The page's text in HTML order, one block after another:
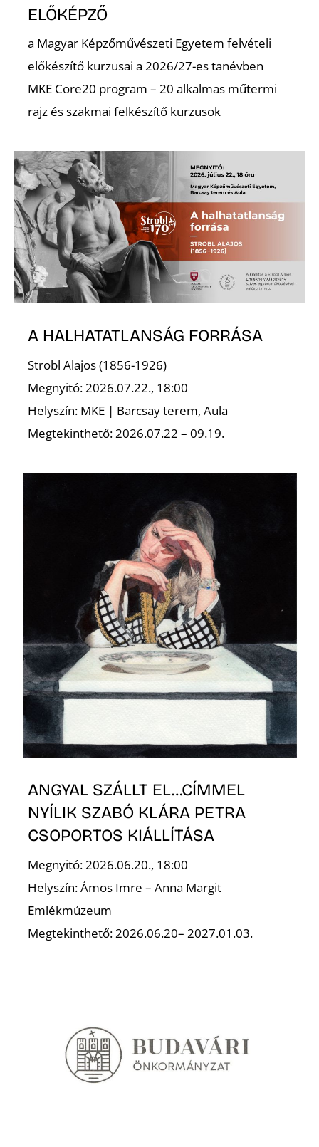
ELŐKÉPZŐ
a Magyar Képzőművészeti Egyetem felvételi
előkészítő kurzusai a 2026/27-es tanévben
MKE Core20 program – 20 alkalmas műtermi
rajz és szakmai felkészítő kurzusok
A HALHATATLANSÁG FORRÁSA
Strobl Alajos (1856-1926)
Megnyitó: 2026.07.22., 18:00
Helyszín: MKE | Barcsay terem, Aula
Megtekinthető: 2026.07.22 – 09.19.
ANGYAL SZÁLLT EL…CÍMMEL
NYÍLIK SZABÓ KLÁRA PETRA
CSOPORTOS KIÁLLÍTÁSA
Megnyitó: 2026.06.20., 18:00
Helyszín: Ámos Imre – Anna Margit
Emlékmúzeum
Megtekinthető: 2026.06.20– 2027.01.03.